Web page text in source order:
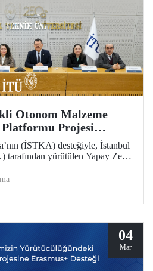
Otonom Malzeme
Projesi
Düzenlendi
(İSTKA) desteğiyle, İstanbul
tarafından yürütülen Yapay Zekâ
toplantısı İstanbul Vali
Genel Sekreteri
04
Mar